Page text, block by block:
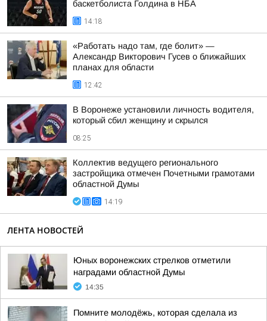
баскетболиста Голдина в НБА
14:18
«Работать надо там, где болит» —
Александр Викторович Гусев о ближайших
планах для области
12:42
В Воронеже установили личность водителя,
который сбил женщину и скрылся
08:25
Коллектив ведущего регионального
застройщика отмечен Почетными грамотами
областной Думы
14:19
ЛЕНТА НОВОСТЕЙ
Юных воронежских стрелков отметили
наградами областной Думы
14:35
Помните молодёжь, которая сделала из